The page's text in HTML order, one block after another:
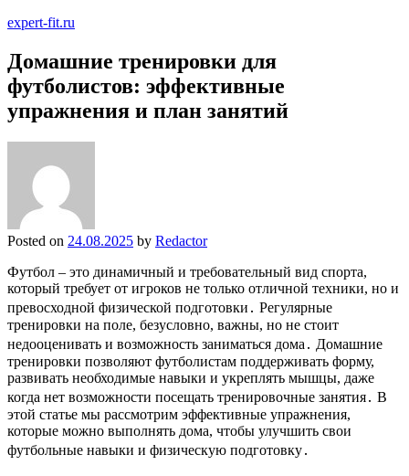
expert-fit.ru
Домашние тренировки для
футболистов: эффективные
упражнения и план занятий
Posted on 24.08.2025 by Redactor
Футбол – это динамичный и требовательный вид спорта,
который требует от игроков не только отличной техники, но и
превосходной физической подготовки․ Регулярные
тренировки на поле, безусловно, важны, но не стоит
недооценивать и возможность заниматься дома․ Домашние
тренировки позволяют футболистам поддерживать форму,
развивать необходимые навыки и укреплять мышцы, даже
когда нет возможности посещать тренировочные занятия․ В
этой статье мы рассмотрим эффективные упражнения,
которые можно выполнять дома, чтобы улучшить свои
футбольные навыки и физическую подготовку․